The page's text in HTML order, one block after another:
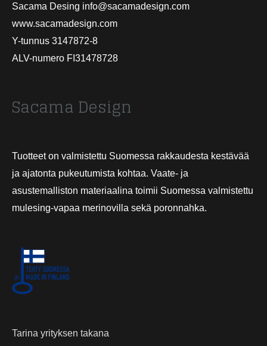
Sacama Desing info@sacamadesign.com
www.sacamadesign.com
Y-tunnus 3147872-8
ALV-numero FI31478728
Sacama Design
Tuotteet on valmistettu Suomessa rakkaudesta kestävää
ja ajatonta pukeutumista kohtaa. Vaate- ja
asustemalliston materiaalina toimii Suomessa valmistettu
mulesing-vapaa merinovilla sekä poronnahka.
Tarina yrityksen takana